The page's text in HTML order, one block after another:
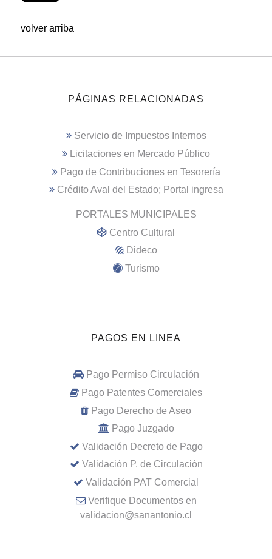
volver arriba
PÁGINAS RELACIONADAS
Servicio de Impuestos Internos
Licitaciones en Mercado Público
Pago de Contribuciones en Tesorería
Crédito Aval del Estado; Portal ingresa
PORTALES MUNICIPALES
Centro Cultural
Dideco
Turismo
PAGOS EN LINEA
Pago Permiso Circulación
Pago Patentes Comerciales
Pago Derecho de Aseo
Pago Juzgado
Validación Decreto de Pago
Validación P. de Circulación
Validación PAT Comercial
Verifique Documentos en
validacion@sanantonio.cl